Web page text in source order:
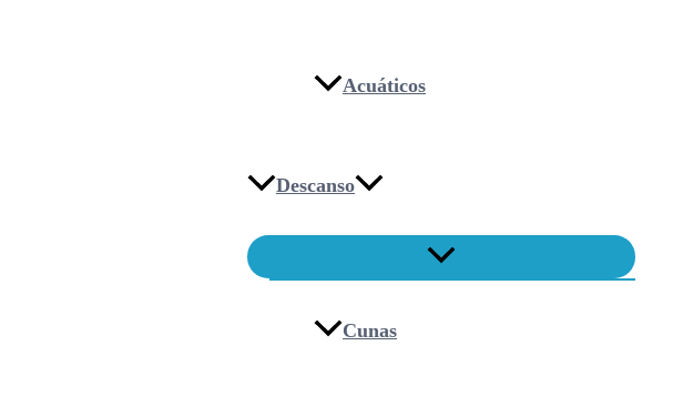
Acuáticos
Descanso
Cunas